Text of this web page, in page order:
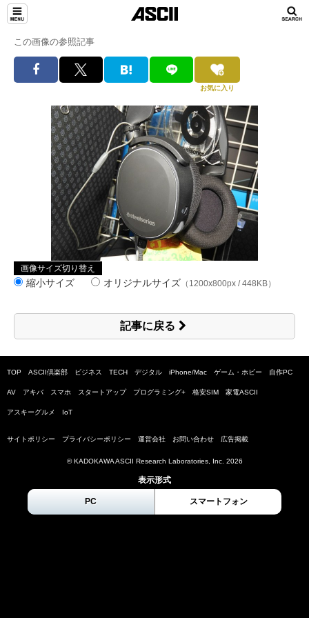
この画像の参照記事
お気に入り
画像サイズ切り替え
縮小サイズ オリジナルサイズ （1200x800px / 448KB）
記事に戻る
TOP ASCII倶楽部 ビジネス TECH デジタル iPhone/Mac ゲーム・ホビー 自作PC
AV アキバ スマホ スタートアップ プログラミング+ 格安SIM 家電ASCII
アスキーグルメ IoT
サイトポリシー プライバシーポリシー 運営会社 お問い合わせ 広告掲載
© KADOKAWA ASCII Research Laboratories, Inc. 2026
表示形式
PC スマートフォン